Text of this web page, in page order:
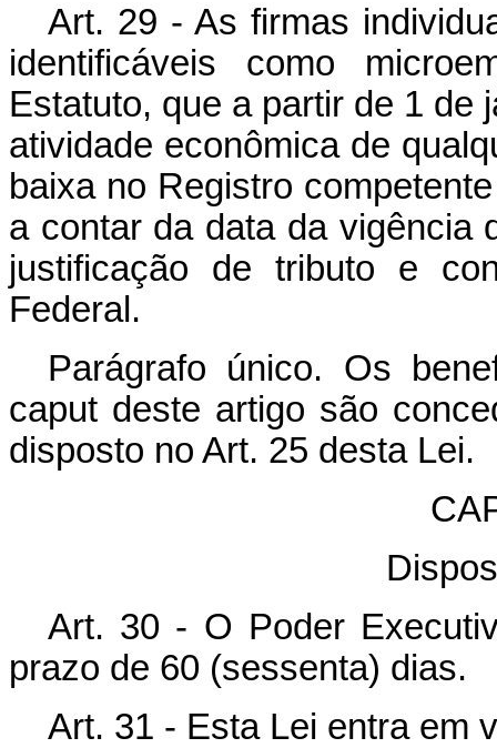
Art. 29 - As firmas
identificáveis como
Estatuto, que a partir de 1 de
atividade econômica de
baixa no Registro
a contar da data da vigência
justificação de tributo e
Federal.
Parágrafo único. Os
caput deste artigo são
disposto no Art. 25 desta Lei.
Art. 30 - O Poder
prazo de 60 (sessenta) dias.
Art. 31 - Esta Lei entra em